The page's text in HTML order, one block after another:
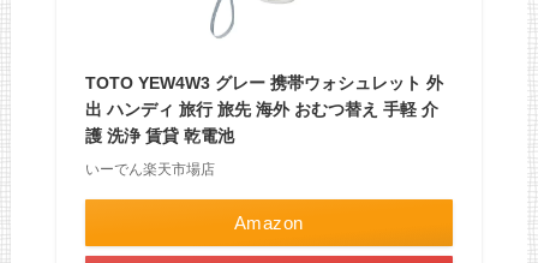
TOTO YEW4W3 グレー 携帯ウォシュレット 外
出 ハンディ 旅行 旅先 海外 おむつ替え 手軽 介
護 洗浄 賃貸 乾電池
いーでん楽天市場店
Amazon